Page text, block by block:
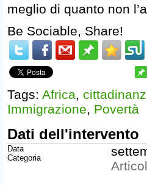
meglio di quanto non
Be Sociable, Share!
Tags: Africa
Immigrazione
Povertà
Dati dell'intervento
Data
Categoria